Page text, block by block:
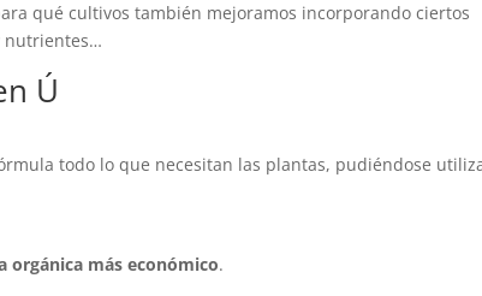
qué cultivos también mejoramos incorporando ciertos
nutrientes…
Ú
todo lo que necesitan las plantas, pudiéndose
orgánica más económico.